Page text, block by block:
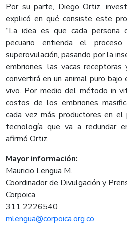
Por su parte, Diego Ortiz,
explicó en qué consiste este
“La idea es que cada persona
pecuario entienda el
superovulación, pasando por la
embriones, las vacas
convertirá en un animal puro
vivo. Por medio del método in
costos de los embriones
cada vez más productores en el
tecnología que va a redundar
afirmó Ortiz.
Mayor información:
Mauricio Lengua M.
Coordinador de Divulgación y
Corpoica
311 2226540
mlengua@corpoica.org.co